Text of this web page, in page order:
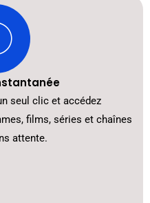
seul clic et accédez
films, séries et chaînes
attente.